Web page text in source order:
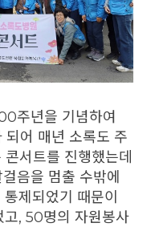
주년을 기념하여
되어 매년 소록도 주
서트를 진행했는데
음을 멈출 수밖에
제되었기 때문이
고, 50명의 자원봉사